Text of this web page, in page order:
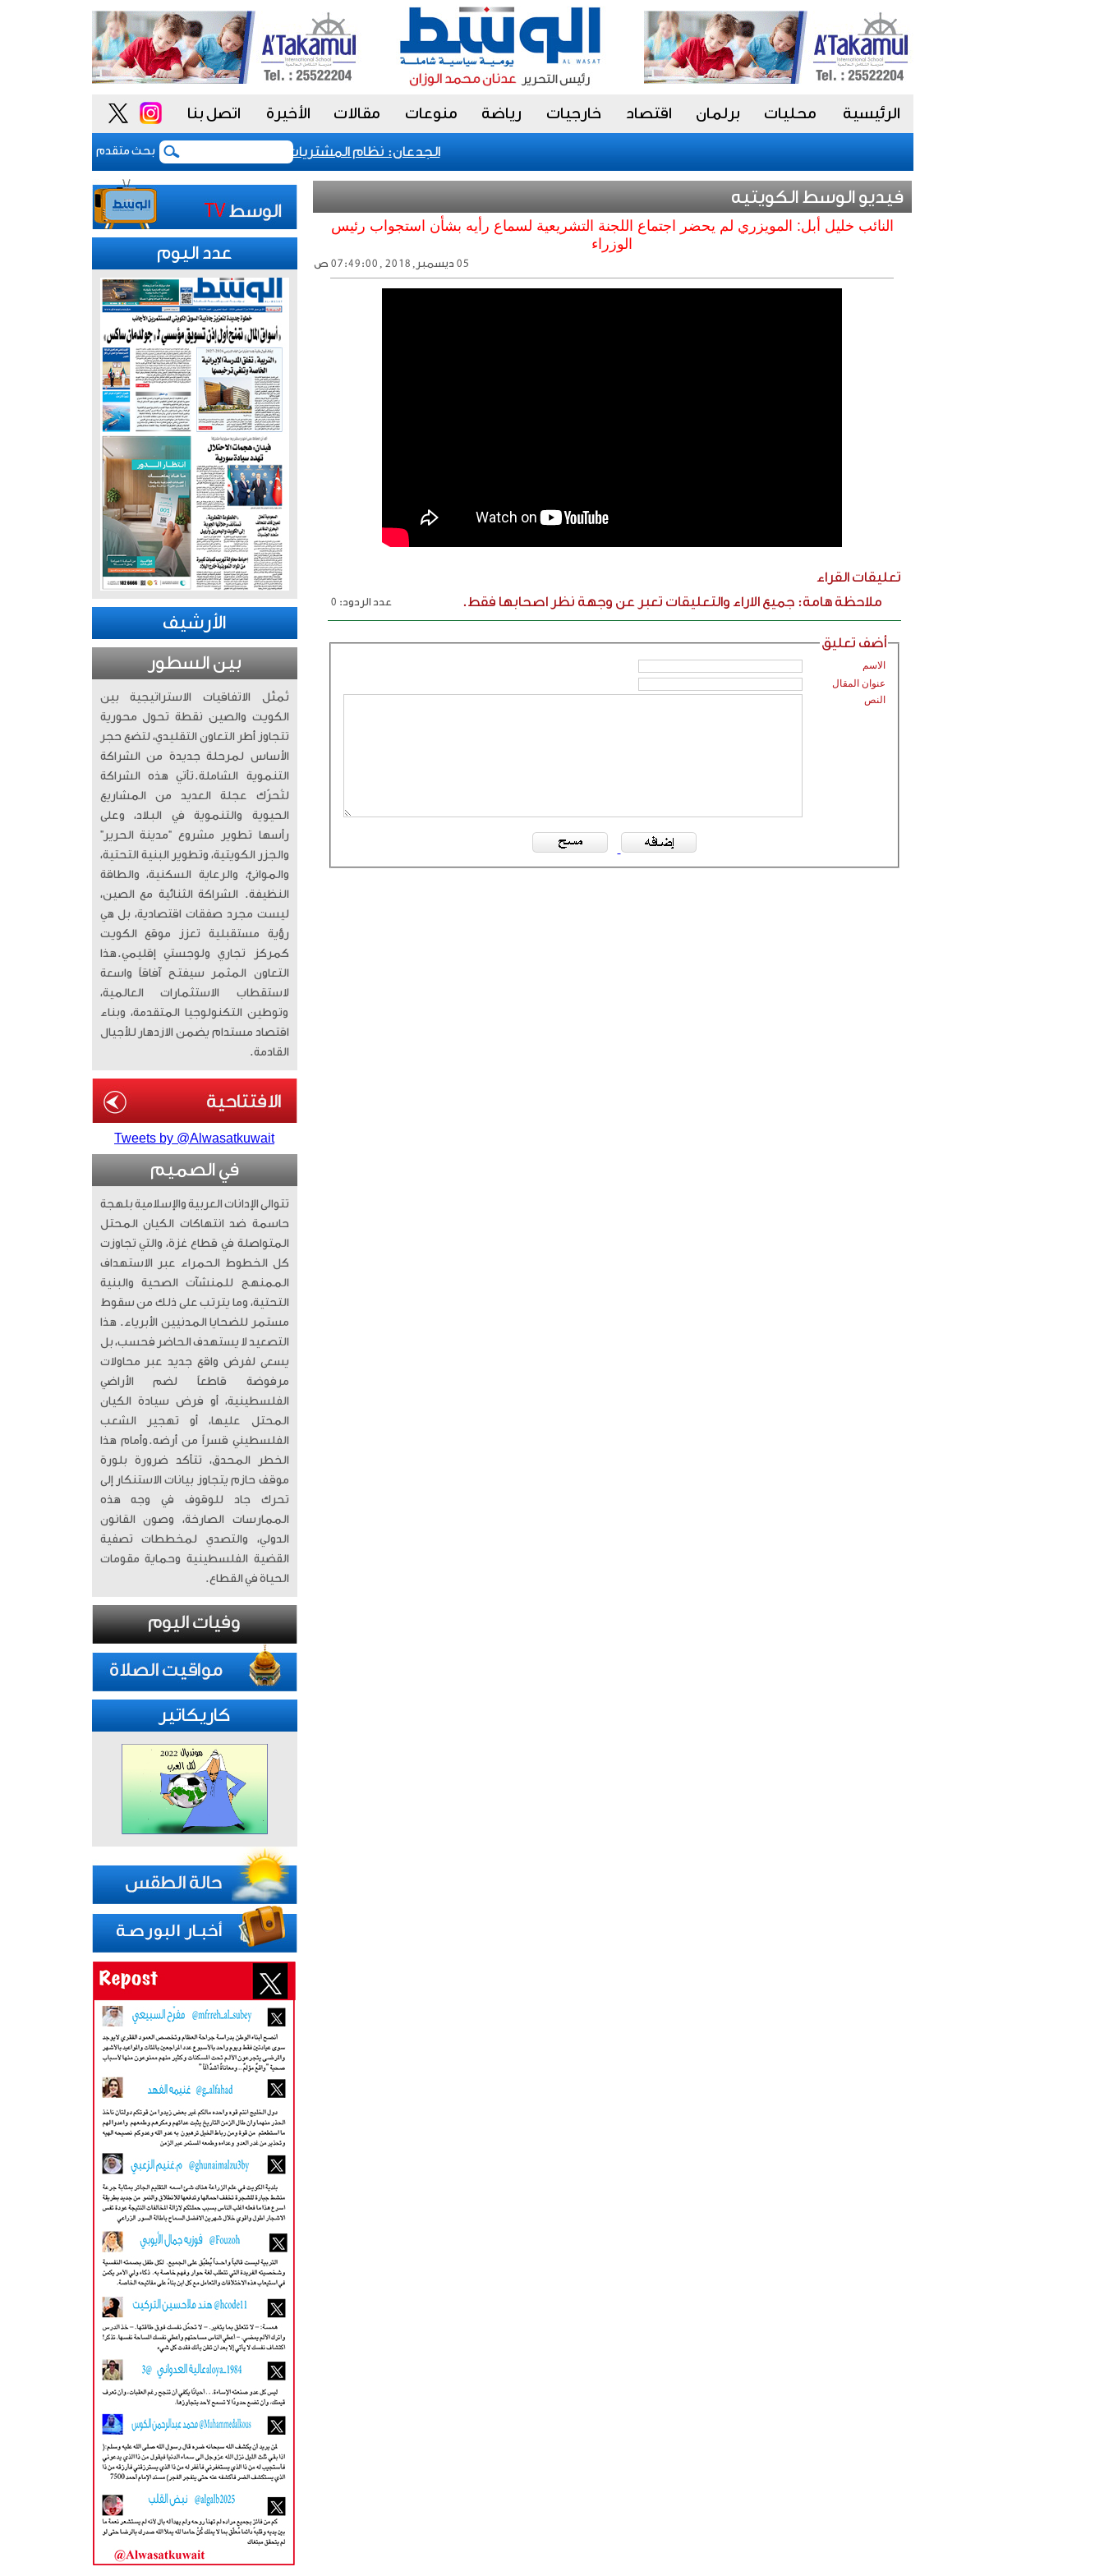
الرئيسية محليات برلمان اقتصاد خارجيات رياضة منوعات مقالات الأخيرة اتصل بنا
بحث متقدم
الجدعان: نظام المشتريات يمنح الحكومة السعودية أدوات أكثر مرونة
فيديو الوسط الكويتيه
النائب خليل أبل: المويزري لم يحضر اجتماع اللجنة التشريعية لسماع رأيه بشأن استجواب رئيس
الوزراء
05 ديسمبر, 2018 , 07:49:00 ص
تعليقات القراء
ملاحظة هامة: جميع الاراء والتعليقات تعبر عن وجهة نظر اصحابها فقط.
عدد الردود: 0
أضف تعليق
الاسم
عنوان المقال
النص
عدد اليوم
الأرشيف
بين السطور
تُمثّل الاتفاقيات الاستراتيجية بين
الكويت والصين نقطة تحول محورية
تتجاوز أطر التعاون التقليدي، لتضع حجر
الأساس لمرحلة جديدة من الشراكة
التنموية الشاملة. ​تأتي هذه الشراكة
لتُحرّك عجلة العديد من المشاريع
الحيوية والتنموية في البلاد، وعلى
رأسها تطوير مشروع “مدينة الحرير”
والجزر الكويتية، وتطوير البنية التحتية،
والموانئ، والرعاية السكنية، والطاقة
النظيفة. الشراكة الثنائية مع الصين،
ليست مجرد صفقات اقتصادية، بل هي
رؤية مستقبلية تعزز موقع الكويت
كمركز تجاري ولوجستي إقليمي. ​هذا
التعاون المثمر سيفتح آفاقاً واسعة
لاستقطاب الاستثمارات العالمية،
وتوطين التكنولوجيا المتقدمة، وبناء
اقتصاد مستدام يضمن الازدهار للأجيال
القادمة.
Tweets by @Alwasatkuwait
في الصميم
تتوالى الإدانات العربية والإسلامية بلهجة
حاسمة ضد انتهاكات الكيان المحتل
المتواصلة في قطاع غزة، والتي تجاوزت
كل الخطوط الحمراء عبر الاستهداف
الممنهج للمنشآت الصحية والبنية
التحتية، وما يترتب على ذلك من سقوط
مستمر للضحايا المدنيين الأبرياء. ​ هذا
التصعيد لا يستهدف الحاضر فحسب، بل
يسعى لفرض واقع جديد عبر محاولات
مرفوضة قاطعاً لضم الأراضي
الفلسطينية، أو فرض سيادة الكيان
المحتل عليها، أو تهجير الشعب
الفلسطيني قسراً من أرضه. ​وأمام هذا
الخطر المحدق، تتأكد ضرورة بلورة
موقف حازم يتجاوز بيانات الاستنكار إلى
تحرك جاد للوقوف في وجه هذه
الممارسات الصارخة، وصون القانون
الدولي، والتصدي لمخططات تصفية
القضية الفلسطينية وحماية مقومات
الحياة في القطاع.
كاريكاتير